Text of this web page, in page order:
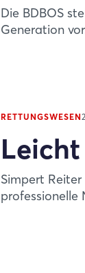
Die BDBOS
Generation
RETTUNGSWESEN
Simpert
professionelle